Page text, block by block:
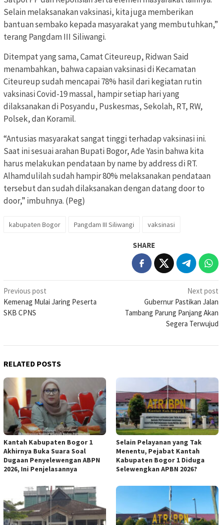
Selain melaksanakan vaksinasi, kita juga memberikan
bantuan sembako kepada masyarakat yang membutuhkan,”
terang Pangdam III Siliwangi.
Ditempat yang sama, Camat Citeureup, Ridwan Said
menambahkan, bahwa capaian vaksinasi di Kecamatan
Citeureup sudah mencapai 78% hasil dari kegiatan rutin
vaksinasi Covid-19 massal, hampir setiap hari yang
dilaksanakan di Posyandu, Puskesmas, Sekolah, RT, RW,
Polsek, dan Koramil.
“Antusias masyarakat sangat tinggi terhadap vaksinasi ini.
Saat ini sesuai arahan Bupati Bogor, Ade Yasin bahwa kita
harus melakukan pendataan by name by address di RT.
Alhamdulilah sudah hampir 80% melaksanakan pendataan
tersebut dan sudah dilaksanakan dengan datang door to
door,” imbuhnya. (Peg)
kabupaten Bogor Pangdam III Siliwangi vaksinasi
SHARE
Post
navigation
Previous post
Kemenag Mulai Jaring Peserta
SKB CPNS
Next post
Gubernur Pastikan Jalan
Tambang Parung Panjang Akan
Segera Terwujud
RELATED POSTS
Kantah Kabupaten Bogor 1
Akhirnya Buka Suara Soal
Dugaan Penyelewengan ABPN
2026, Ini Penjelasannya
Selain Pelayanan yang Tak
Menentu, Pejabat Kantah
Kabupaten Bogor 1 Diduga
Selewengkan APBN 2026?